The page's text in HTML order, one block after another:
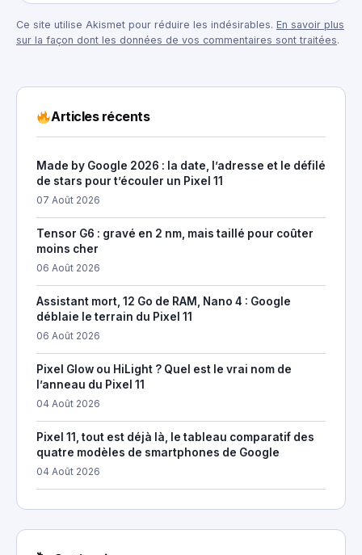
Ce site utilise Akismet pour réduire les indésirables. En savoir plus
sur la façon dont les données de vos commentaires sont traitées.
Articles récents
Made by Google 2026 : la date, l’adresse et le défilé
de stars pour t’écouler un Pixel 11
07 Août 2026
Tensor G6 : gravé en 2 nm, mais taillé pour coûter
moins cher
06 Août 2026
Assistant mort, 12 Go de RAM, Nano 4 : Google
déblaie le terrain du Pixel 11
06 Août 2026
Pixel Glow ou HiLight ? Quel est le vrai nom de
l’anneau du Pixel 11
04 Août 2026
Pixel 11, tout est déjà là, le tableau comparatif des
quatre modèles de smartphones de Google
04 Août 2026